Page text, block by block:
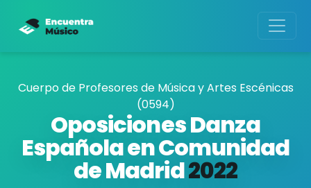
Cuerpo de Profesores de Música y Artes Escénicas
(0594)
Oposiciones Danza
Española en Comunidad
de Madrid2022